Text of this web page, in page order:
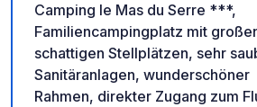
Camping le Mas du Serre ***,
Familiencampingplatz mit
schattigen Stellplätzen, sehr
Sanitäranlagen, wunderschöner
Rahmen, direkter Zugang zum